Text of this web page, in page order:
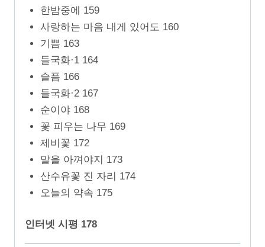
한밤중에 159
사랑하는 마음 내게 있어도 160
기쁨 163
들국화·1 164
슬픔 166
들국화·2 167
순이야 168
꽃 피우는 나무 169
제비꽃 172
말을 아껴야지 173
산수유꽃 진 자리 174
오늘의 약속 175
인터넷 시평 178